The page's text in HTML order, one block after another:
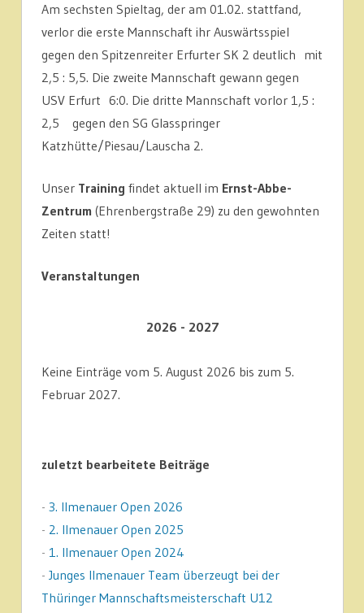
Am sechsten Spieltag, der am 01.02. stattfand,
verlor die erste Mannschaft ihr Auswärtsspiel
gegen den Spitzenreiter Erfurter SK 2 deutlich mit
2,5 : 5,5. Die zweite Mannschaft gewann gegen
USV Erfurt 6:0. Die dritte Mannschaft vorlor 1,5 :
2,5 gegen den SG Glasspringer
Katzhütte/Piesau/Lauscha 2.
Unser Training findet aktuell im Ernst-Abbe-
Zentrum (Ehrenbergstraße 29) zu den gewohnten
Zeiten statt!
Veranstaltungen
2026 - 2027
Keine Einträge vom 5. August 2026 bis zum 5.
Februar 2027.
zuletzt bearbeitete Beiträge
- 3. Ilmenauer Open 2026
- 2. Ilmenauer Open 2025
- 1. Ilmenauer Open 2024
- Junges Ilmenauer Team überzeugt bei der
Thüringer Mannschaftsmeisterschaft U12